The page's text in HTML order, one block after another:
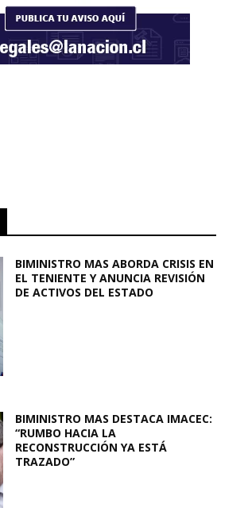
BIMINISTRO MAS ABORDA CRISIS EN
EL TENIENTE Y ANUNCIA REVISIÓN
DE ACTIVOS DEL ESTADO
BIMINISTRO MAS DESTACA IMACEC:
“RUMBO HACIA LA
RECONSTRUCCIÓN YA ESTÁ
TRAZADO”